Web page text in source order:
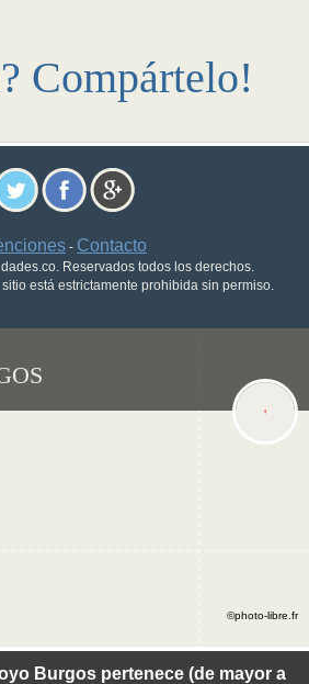
Compártelo!
- Contacto
Reservados todos los derechos.
está estrictamente prohibida sin permiso.
Burgos pertenece (de mayor a
©photo-libre.fr